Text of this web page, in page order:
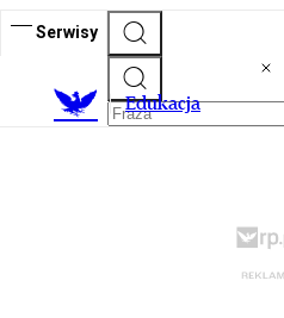
Serwisy
Edukacja